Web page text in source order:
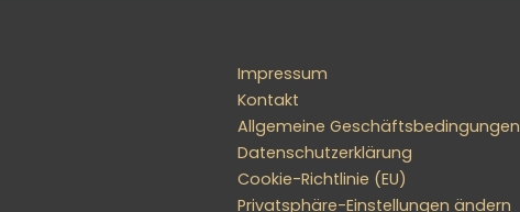
Impressum
Kontakt
Allgemeine Geschäftsbedingungen
Datenschutzerklärung
Cookie-Richtlinie (EU)
Privatsphäre-Einstellungen ändern